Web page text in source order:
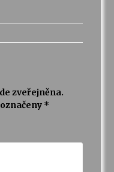
zveřejněna.
*